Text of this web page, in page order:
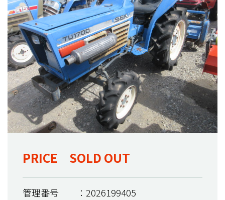
PRICE SOLD OUT
管理番号
：2026199405